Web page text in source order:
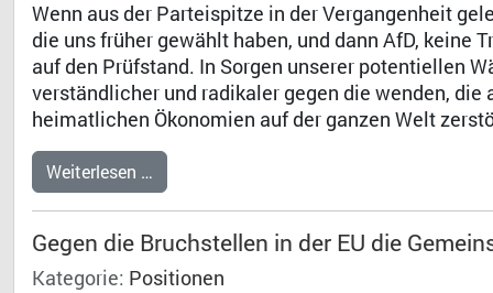
Wenn aus der Parteispitze in der Vergangenheit
die uns früher gewählt haben, und dann AfD, keine
auf den Prüfstand. In Sorgen unserer potentiellen
verständlicher und radikaler gegen die wenden,
heimatlichen Ökonomien auf der ganzen Welt
Weiterlesen …
Gegen die Bruchstellen in der EU die
Kategorie: Positionen